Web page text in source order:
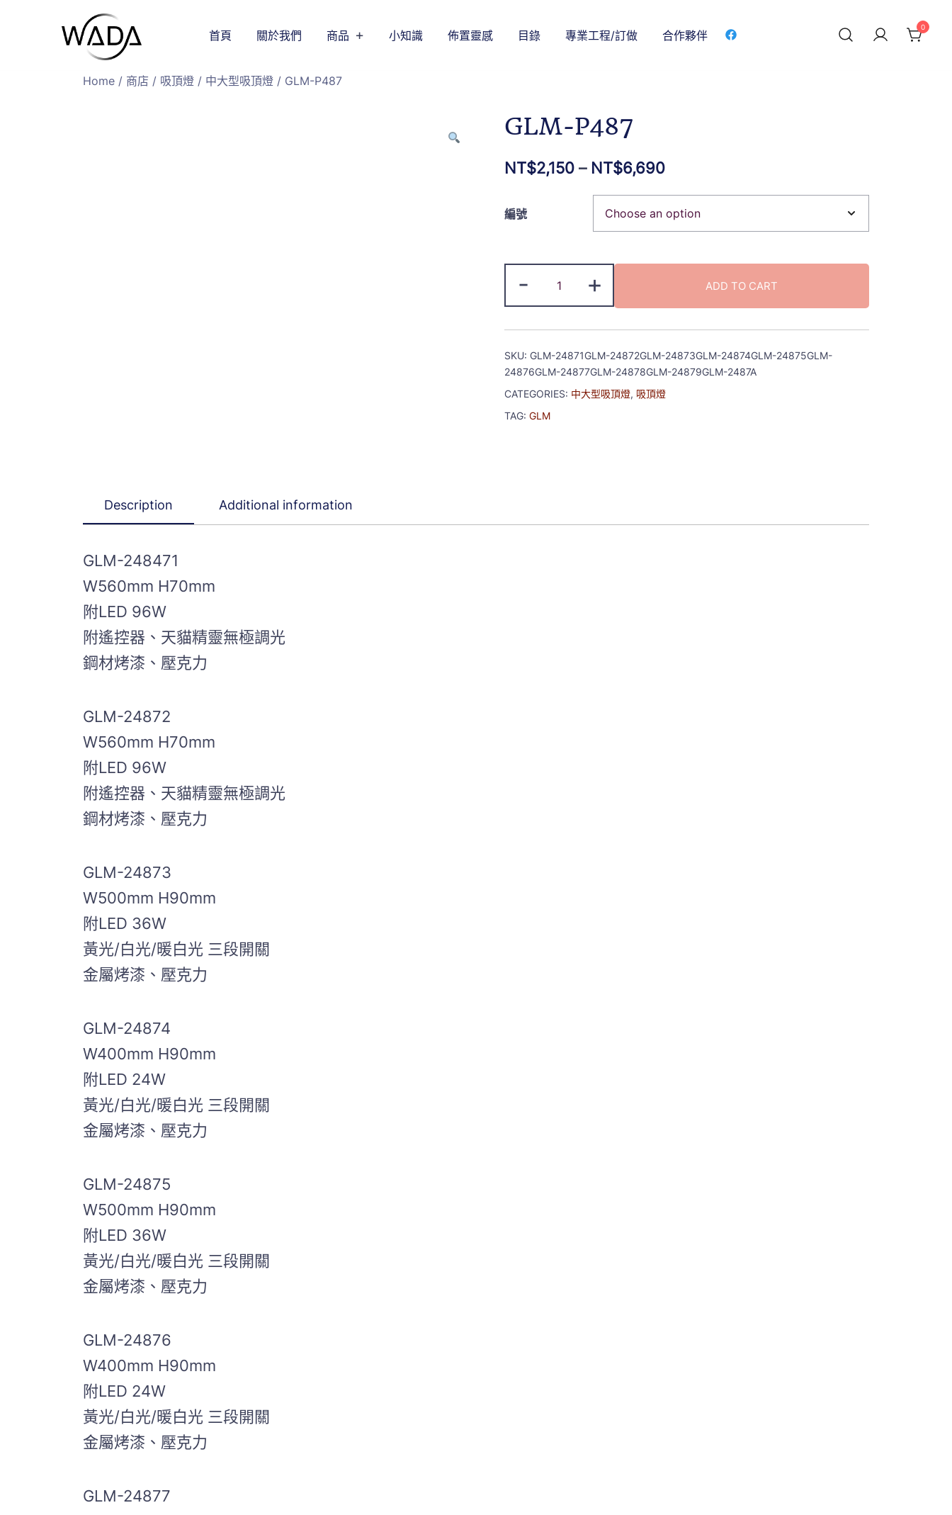
緯達燈飾
緯達燈飾企業行
首頁 關於我們 商品 小知識 佈置靈感 目錄 專業工程/訂做 合作夥伴
0
Home / 商店 / 吸頂燈 / 中大型吸頂燈 / GLM-P487
GLM-P487
NT$2,150 – NT$6,690
編號
- + ADD TO CART
SKU: GLM-24871GLM-24872GLM-24873GLM-24874GLM-24875GLM-
24876GLM-24877GLM-24878GLM-24879GLM-2487A
CATEGORIES: 中大型吸頂燈, 吸頂燈
TAG: GLM
Description Additional information
GLM-248471
W560mm H70mm
附LED 96W
附遙控器、天貓精靈無極調光
鋼材烤漆、壓克力
GLM-24872
W560mm H70mm
附LED 96W
附遙控器、天貓精靈無極調光
鋼材烤漆、壓克力
GLM-24873
W500mm H90mm
附LED 36W
黃光/白光/暖白光 三段開關
金屬烤漆、壓克力
GLM-24874
W400mm H90mm
附LED 24W
黃光/白光/暖白光 三段開關
金屬烤漆、壓克力
GLM-24875
W500mm H90mm
附LED 36W
黃光/白光/暖白光 三段開關
金屬烤漆、壓克力
GLM-24876
W400mm H90mm
附LED 24W
黃光/白光/暖白光 三段開關
金屬烤漆、壓克力
GLM-24877